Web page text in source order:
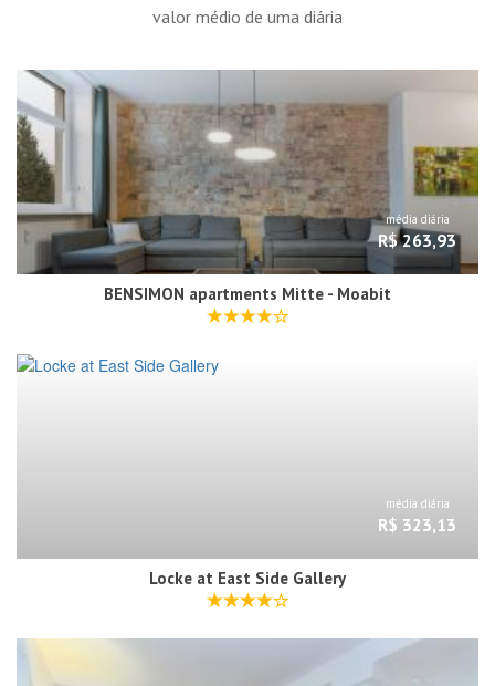
valor médio de uma diária
média diária
R$ 263,93
BENSIMON apartments Mitte - Moabit
média diária
R$ 323,13
Locke at East Side Gallery